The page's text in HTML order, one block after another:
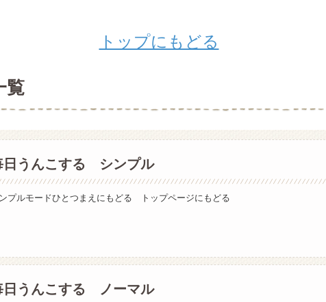
トップにもどる
覧
日うんこする シンプル
プルモードひとつまえにもどる トップページにもどる
日うんこする ノーマル